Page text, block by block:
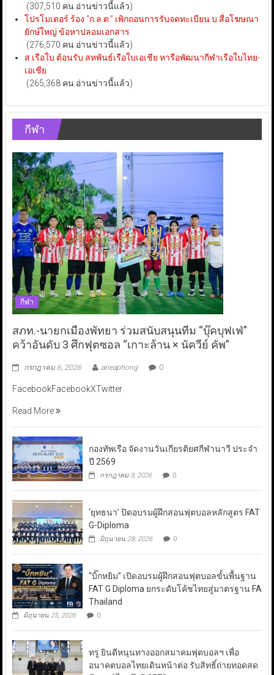
(307,510 คน อ่านข่าวนี้แล้ว)
โปรโมเตอร์ ร้อง “ก.ล.ต.” เพิกถอนการรับจดทะเบียน บ.สื่อโฆษณา
ยักษ์ใหญ่ ข้อหาปลอมเอกสาร
(276,570 คน อ่านข่าวนี้แล้ว)
ส.เรือใบ ต้อนรับ สหพันธ์เรือใบเอเชีย หารือพัฒนากีฬาเรือใบไทย-
เอเชีย
(265,368 คน อ่านข่าวนี้แล้ว)
กีฬา
กีฬา
สภท.-นายกเมืองพัทยา ร่วมสนับสนุนทีม “บุ๊คบุฟเฟ่”
คว้าอันดับ 3 ศึกฟุตซอล “เกาะล้าน × นัควีย์ คัพ”
กรกฎาคม 6, 2026 aneaphong 0
FacebookFacebookXTwitter
Read More
กองทัพเรือ จัดงานวันเกียรติยศกีฬานาวี ประจำ
ปี 2569
กรกฎาคม 3, 2026 0
‘ยุทธนา’ ปิดอบรมผู้ฝึกสอนฟุตบอลหลักสูตร FAT
G-Diploma
มิถุนายน 28, 2026 0
“บิ๊กหยิม” เปิดอบรมผู้ฝึกสอนฟุตบอลขั้นพื้นฐาน
FAT G Diploma ยกระดับโค้ชไทยสู่มาตรฐาน FA
Thailand
มิถุนายน 25, 2026 0
ทรู ยินดีหนุนทางออกสมาคมฟุตบอลฯ เพื่อ
อนาคตบอลไทยเดินหน้าต่อ รับสิทธิ์ถ่ายทอดสด